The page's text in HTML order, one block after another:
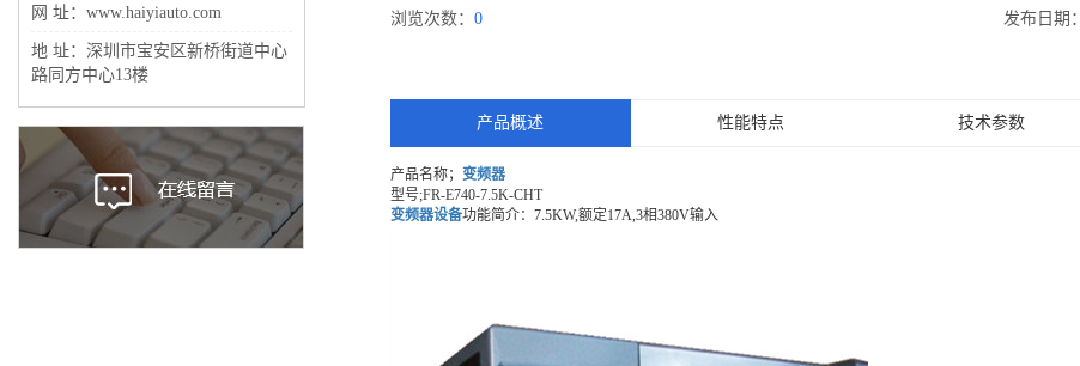
网 址：www.haiyiauto.com
地 址：深圳市宝安区新桥街道中心
路同方中心13楼
浏览次数：0 发布日期：
产品概述 性能特点 技术参数
产品名称；变频器
型号;FR-E740-7.5K-CHT
变频器设备功能简介：7.5KW,额定17A,3相380V输入